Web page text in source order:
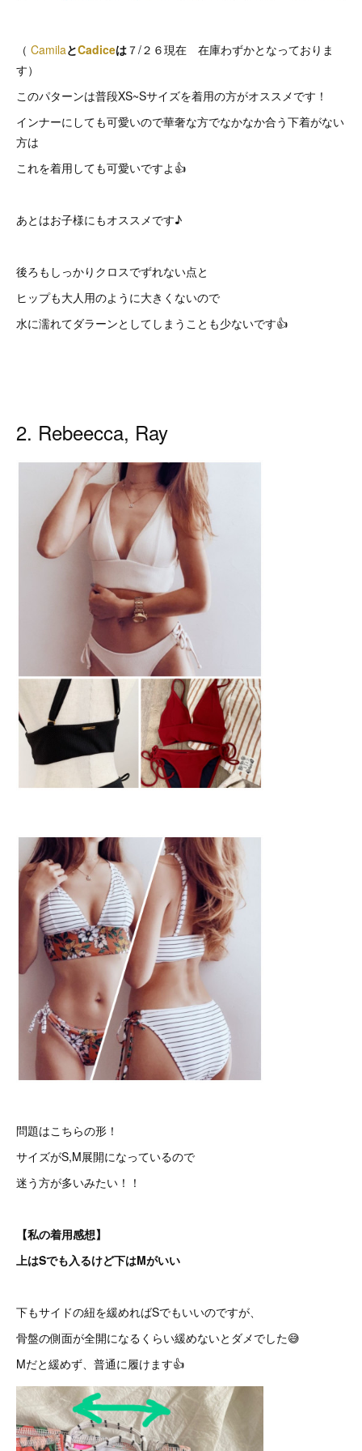
（ CamilaとCadiceは ７/２６現在 在庫わずかとなっておりま
す）
このパターンは普段XS~Sサイズを着用の方がオススメです！
インナーにしても可愛いので華奢な方でなかなか合う下着がない
方は
これを着用しても可愛いですよ👍
あとはお子様にもオススメです♪
後ろもしっかりクロスでずれない点と
ヒップも大人用のように大きくないので
水に濡れてダラーンとしてしまうことも少ないです👍
2. Rebeecca, Ray
問題はこちらの形！
サイズがS,M展開になっているので
迷う方が多いみたい！！
【私の着用感想】
上はSでも入るけど下はMがいい
下もサイドの紐を緩めればSでもいいのですが、
骨盤の側面が全開になるくらい緩めないとダメでした😅
Mだと緩めず、普通に履けます👍